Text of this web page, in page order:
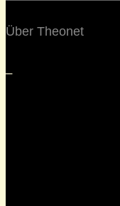
Über Theonet
–